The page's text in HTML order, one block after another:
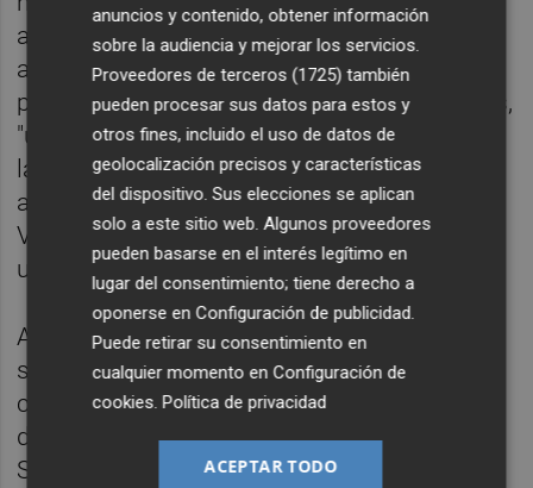
actividades de la RFEF y que los gastos y
ayudas a clubes y competiciones no
profesionales suman 84,5 millones de euros,
"una cantidad muy relevante"; mientras que
las ayudas a las Federaciones Territoriales
alcanzan los 31, y el programa 'Cantera con
Valores', 10,3, lo que supone en total "casi
una tercera parte" de los gastos.
Además, están las ayudas previstas a las
selecciones (64 millones) y para la
candidatura del Mundial 2030, el dinero
destinado para los participantes en la
Supercopa de España y en la Copa del Rey
anuncios y contenido, obtener información
sobre la audiencia y mejorar los servicios.
Proveedores de terceros (1725) también
pueden procesar sus datos para estos y
otros fines, incluido el uso de datos de
geolocalización precisos y características
del dispositivo. Sus elecciones se aplican
solo a este sitio web. Algunos proveedores
pueden basarse en el interés legítimo en
lugar del consentimiento; tiene derecho a
oponerse enConfiguración de publicidad
Puede retirar su consentimiento en
cualquier momento enConfiguración de
cookies .Política de privacidad
ACEPTAR TODO